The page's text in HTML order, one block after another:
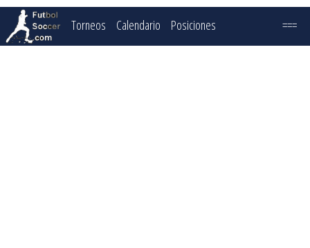
Torneos Calendario Posiciones ===